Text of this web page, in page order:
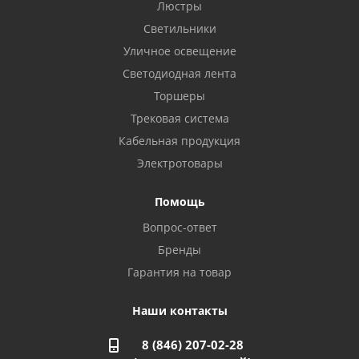
Бузулук, ул. Октябрьская, 24
Балаково, ул. Комарова, 55
Октябрьский, ул. Свердлова, 28
Азнакаево, ул. Булгар, 2. ТЦ "Акчарлак"
Стерлитамак, ул. Вокзальная, 13
Магнитогорск, ул. Труда, 14
Люстры
Светильники
Уличное освещение
Светодиодная лента
Торшеры
Трековая система
Кабельная продукция
Электротовары
Помощь
Вопрос-ответ
Бренды
Гарантия на товар
Наши контакты
8 (846) 207-02-28